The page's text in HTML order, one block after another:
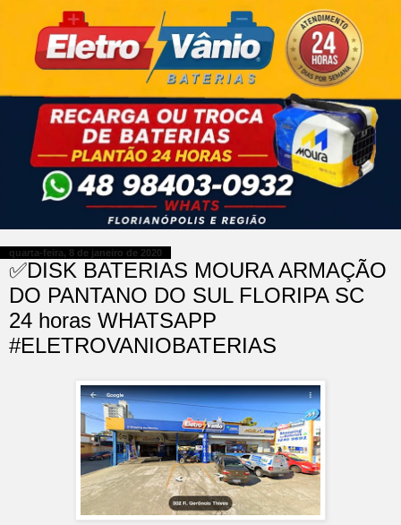
quarta-feira, 8 de janeiro de 2020
✅DISK BATERIAS MOURA ARMAÇÃO
DO PANTANO DO SUL FLORIPA SC
24 horas WHATSAPP
#ELETROVANIOBATERIAS